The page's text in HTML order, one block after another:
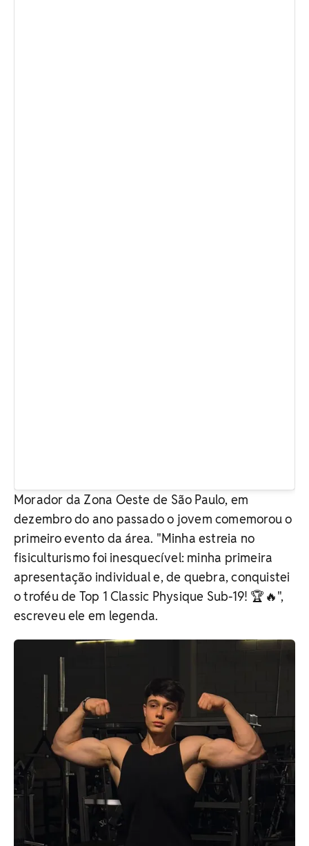
Morador da Zona Oeste de São Paulo, em
dezembro do ano passado o jovem comemorou o
primeiro evento da área. "Minha estreia no
fisiculturismo foi inesquecível: minha primeira
apresentação individual e, de quebra, conquistei
o troféu de Top 1 Classic Physique Sub-19! 🏆🔥",
escreveu ele em legenda.